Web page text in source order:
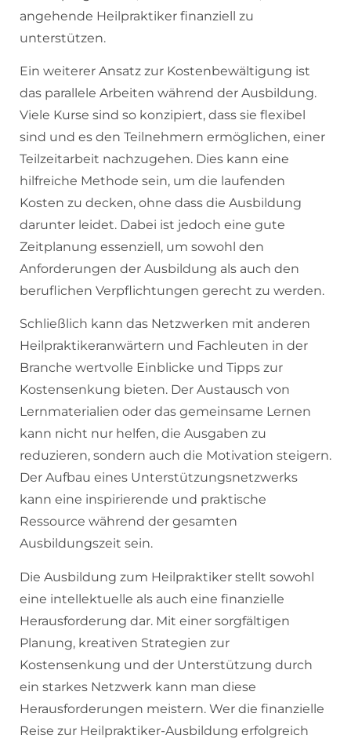
angehende Heilpraktiker finanziell zu
unterstützen.
Ein weiterer Ansatz zur Kostenbewältigung ist
das parallele Arbeiten während der Ausbildung.
Viele Kurse sind so konzipiert, dass sie flexibel
sind und es den Teilnehmern ermöglichen, einer
Teilzeitarbeit nachzugehen. Dies kann eine
hilfreiche Methode sein, um die laufenden
Kosten zu decken, ohne dass die Ausbildung
darunter leidet. Dabei ist jedoch eine gute
Zeitplanung essenziell, um sowohl den
Anforderungen der Ausbildung als auch den
beruflichen Verpflichtungen gerecht zu werden.
Schließlich kann das Netzwerken mit anderen
Heilpraktikeranwärtern und Fachleuten in der
Branche wertvolle Einblicke und Tipps zur
Kostensenkung bieten. Der Austausch von
Lernmaterialien oder das gemeinsame Lernen
kann nicht nur helfen, die Ausgaben zu
reduzieren, sondern auch die Motivation steigern.
Der Aufbau eines Unterstützungsnetzwerks
kann eine inspirierende und praktische
Ressource während der gesamten
Ausbildungszeit sein.
Die Ausbildung zum Heilpraktiker stellt sowohl
eine intellektuelle als auch eine finanzielle
Herausforderung dar. Mit einer sorgfältigen
Planung, kreativen Strategien zur
Kostensenkung und der Unterstützung durch
ein starkes Netzwerk kann man diese
Herausforderungen meistern. Wer die finanzielle
Reise zur Heilpraktiker-Ausbildung erfolgreich